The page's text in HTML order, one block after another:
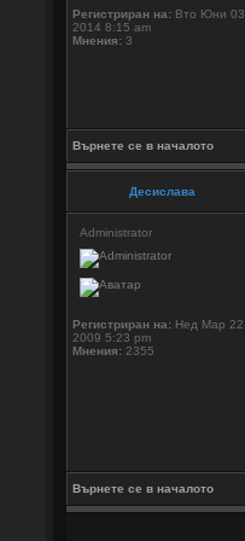
Регистриран на:Вто Юни 03,
2014 8:15 am
Мнения:3
Върнете се в началото
Десислава
Administrator
Регистриран на:Нед Мар 22,
2009 5:23 pm
Мнения:2355
Върнете се в началото